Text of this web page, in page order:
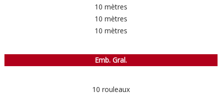
10 mètres
10 mètres
10 mètres
Emb. Gral.
10 rouleaux